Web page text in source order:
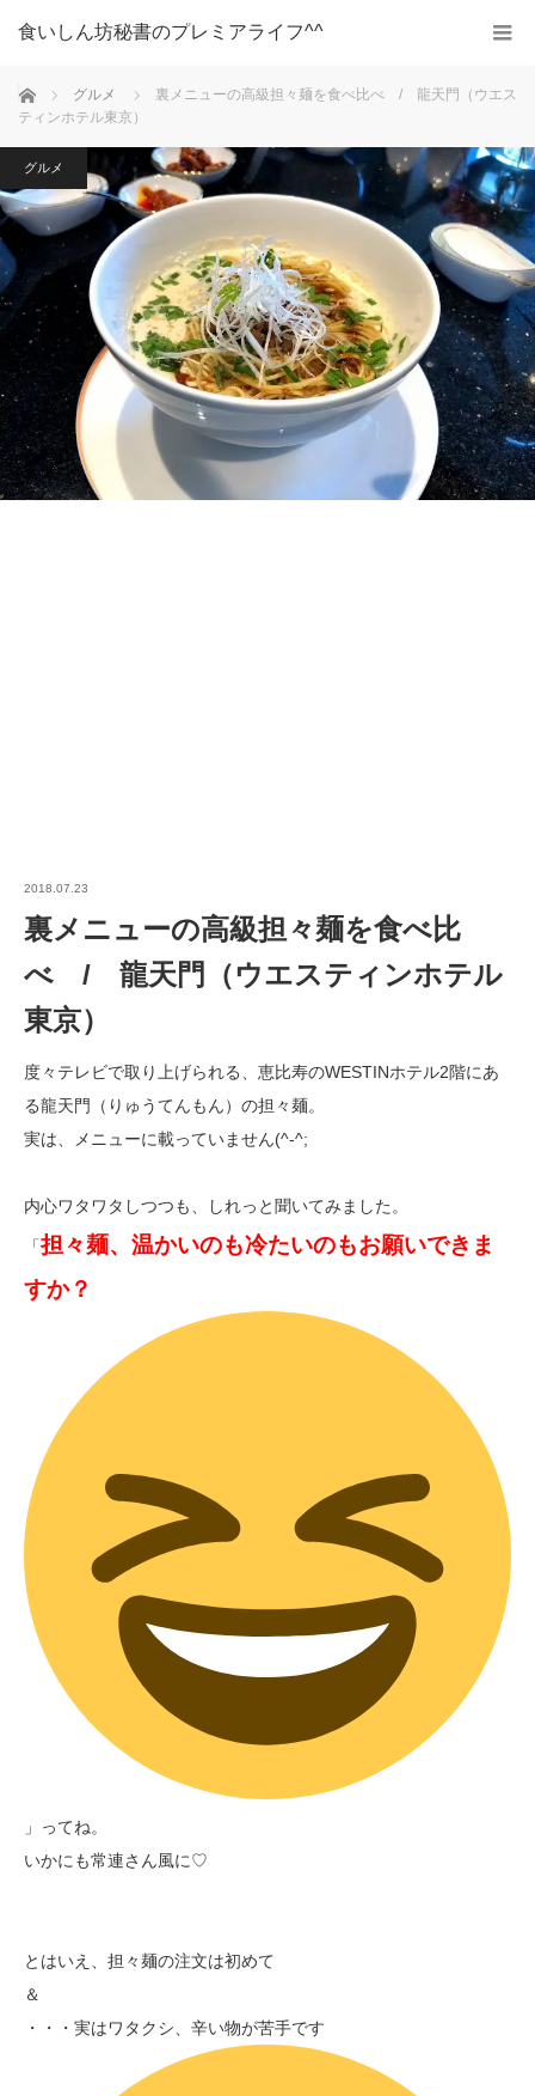
食いしん坊秘書のプレミアライフ^^
ホーム グルメ
裏メニューの高級担々麺を食べ比べ / 龍天門（ウエス
ティンホテル東京）
グルメ
2018.07.23
裏メニューの高級担々麺を食べ比
べ / 龍天門（ウエスティンホテル
東京）
度々テレビで取り上げられる、恵比寿のWESTINホテル2階にあ
る龍天門（りゅうてんもん）の担々麺。
実は、メニューに載っていません(^-^;
内心ワタワタしつつも、しれっと聞いてみました。
「担々麺、温かいのも冷たいのもお願いできま
すか？
」ってね。
いかにも常連さん風に♡
とはいえ、担々麺の注文は初めて
＆
・・・実はワタクシ、辛い物が苦手です